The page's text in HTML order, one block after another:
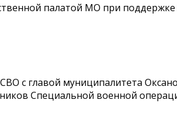
палатой МО при поддержке
с главой муниципалитета
Специальной военной